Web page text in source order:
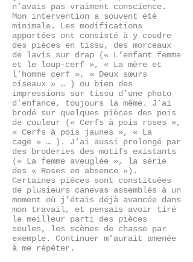
n’avais pas vraiment conscience.
Mon intervention a souvent été
minimale. Les modifications
apportées ont consisté à y coudre
des pièces en tissu, des morceaux
de lavis sur drap (« L’enfant femme
et le loup-cerf », « La mère et
l’homme cerf », « Deux sœurs
oiseaux » … ) ou bien des
impressions sur tissu d’une photo
d’enfance, toujours la même. J’ai
brodé sur quelques pièces des pois
de couleur (« Cerfs à pois roses »,
« Cerfs à pois jaunes », « La
cage » … ). J’ai aussi prolongé par
des broderies des motifs existants
(« La femme aveuglée », la série
des « Roses en absence »).
Certaines pièces sont constituées
de plusieurs canevas assemblés à un
moment où j’étais déjà avancée dans
mon travail, et pensais avoir tiré
le meilleur parti des pièces
seules, les scènes de chasse par
exemple. Continuer m’aurait amenée
à me répéter.